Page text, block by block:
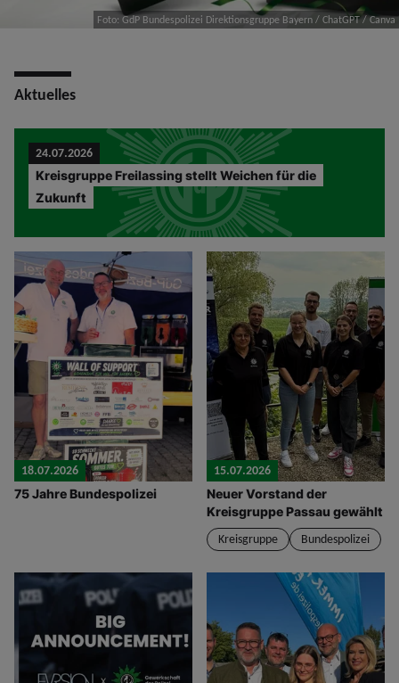
Foto: GdP Bundespolizei Direktionsgruppe Bayern / ChatGPT / Canva
Aktuelles
24.07.2026
Kreisgruppe Freilassing stellt Weichen für die
Zukunft
18.07.2026
75 Jahre Bundespolizei
15.07.2026
Neuer Vorstand der
Kreisgruppe Passau gewählt
Kreisgruppe
Bundespolizei